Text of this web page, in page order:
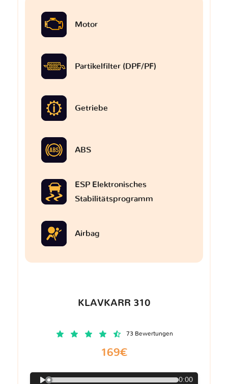
Motor
Partikelfilter (DPF/PF)
Getriebe
ABS
ESP Elektronisches
Stabilitätsprogramm
Airbag
KLAVKARR 310
73 Bewertungen
169€
0:00